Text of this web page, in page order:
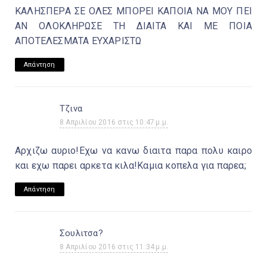
ΚΑΛΗΣΠΕΡΑ ΣΕ ΟΛΕΣ ΜΠΟΡΕΙ ΚΑΠΟΙΑ ΝΑ ΜΟΥ ΠΕΙ
ΑΝ ΟΛΟΚΛΗΡΩΣΕ ΤΗ ΔΙΑΙΤΑ ΚΑΙ ΜΕ ΠΟΙΑ
ΑΠΟΤΕΛΕΣΜΑΤΑ ΕΥΧΑΡΙΣΤΩ
Απάντηση
Τζινα
8 Απριλίου 2016 στις 10:47 μ.μ.
Αρχιζω αυριο!Εχω να κανω διαιτα παρα πολυ καιρο
και εχω παρει αρκετα κιλα!Καμια κοπελα για παρεα;
Απάντηση
Σουλιτσα?
8 Απριλίου 2016 στις 11:34 μ.μ.